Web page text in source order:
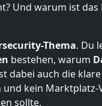
Und warum ist
Thema. Du
bestehen, warum
dabei auch die
kein Marktplatz-
sollte.